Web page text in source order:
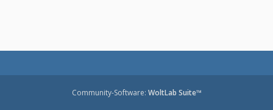
Community-Software: WoltLab Suite™